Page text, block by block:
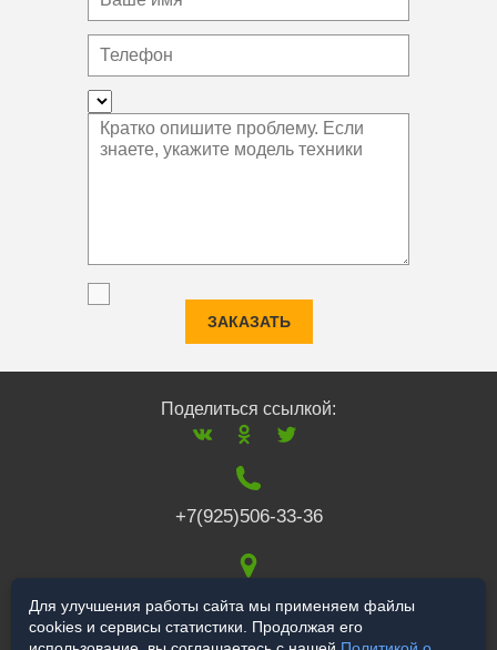
ЗАКАЗАТЬ
Поделиться ссылкой:
+7(925)506-33-36
117519,г. Москва,
Варшавское ш., 132
Для улучшения работы сайта мы применяем файлы
cookies и сервисы статистики. Продолжая его